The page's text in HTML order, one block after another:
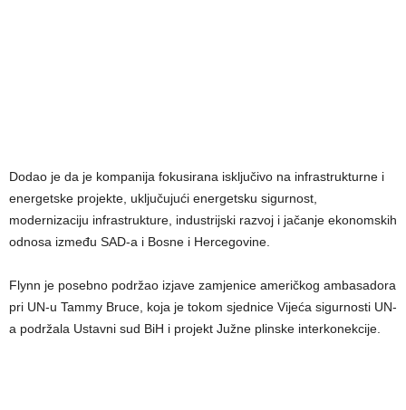
Dodao je da je kompanija fokusirana isključivo na infrastrukturne i
energetske projekte, uključujući energetsku sigurnost,
modernizaciju infrastrukture, industrijski razvoj i jačanje ekonomskih
odnosa između SAD-a i Bosne i Hercegovine.
Flynn je posebno podržao izjave zamjenice američkog ambasadora
pri UN-u Tammy Bruce, koja je tokom sjednice Vijeća sigurnosti UN-
a podržala Ustavni sud BiH i projekt Južne plinske interkonekcije.